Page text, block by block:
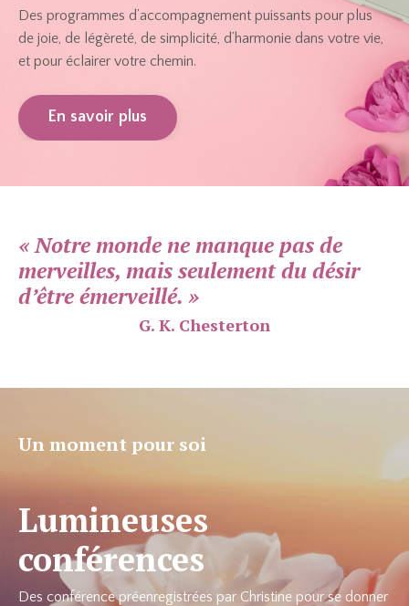
Des programmes d’accompagnement puissants pour plus
de joie, de légèreté, de simplicité, d’harmonie dans votre vie,
et pour éclairer votre chemin.
En savoir plus
«Notre monde ne manque pas de
merveilles, mais seulement du désir
d’être émerveillé. »
G. K. Chesterton
Un moment pour soi
Lumineuses
conférences
Des conférence préenregistrées par Christine pour se donner